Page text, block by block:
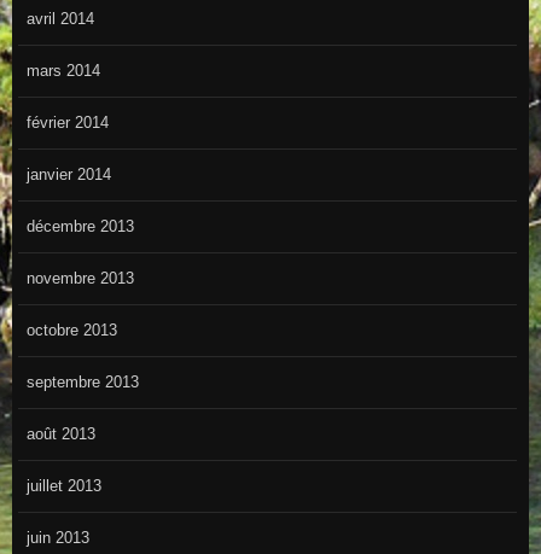
avril 2014
mars 2014
février 2014
janvier 2014
décembre 2013
novembre 2013
octobre 2013
septembre 2013
août 2013
juillet 2013
juin 2013